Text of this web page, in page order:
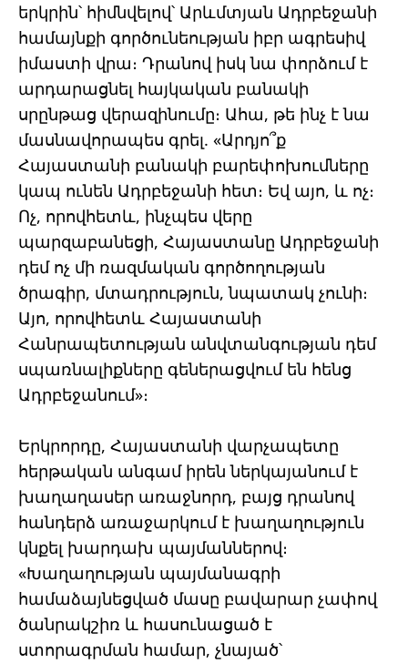
երկրին՝ հիմնվելով՝ Արևմտյան Ադրբեջանի
համայնքի գործունեության իբր ագրեսիվ
իմաստի վրա։ Դրանով իսկ նա փորձում է
արդարացնել հայկական բանակի
սրընթաց վերազինումը։ Ահա, թե ինչ է նա
մասնավորապես գրել. «Արդյո՞ք
Հայաստանի բանակի բարեփոխումները
կապ ունեն Ադրբեջանի հետ։ Եվ այո, և ոչ։
Ոչ, որովհետև, ինչպես վերը
պարզաբանեցի, Հայաստանը Ադրբեջանի
դեմ ոչ մի ռազմական գործողության
ծրագիր, մտադրություն, նպատակ չունի։
Այո, որովհետև Հայաստանի
Հանրապետության անվտանգության դեմ
սպառնալիքները գեներացվում են հենց
Ադրբեջանում»։
Երկրորդը, Հայաստանի վարչապետը
հերթական անգամ իրեն ներկայանում է
խաղաղասեր առաջնորդ, բայց դրանով
հանդերձ առաջարկում է խաղաղություն
կնքել խարդախ պայմաններով։
«Խաղաղության պայմանագրի
համաձայնեցված մասը բավարար չափով
ծանրակշիռ և հասունացած է
ստորագրման համար, չնայած՝